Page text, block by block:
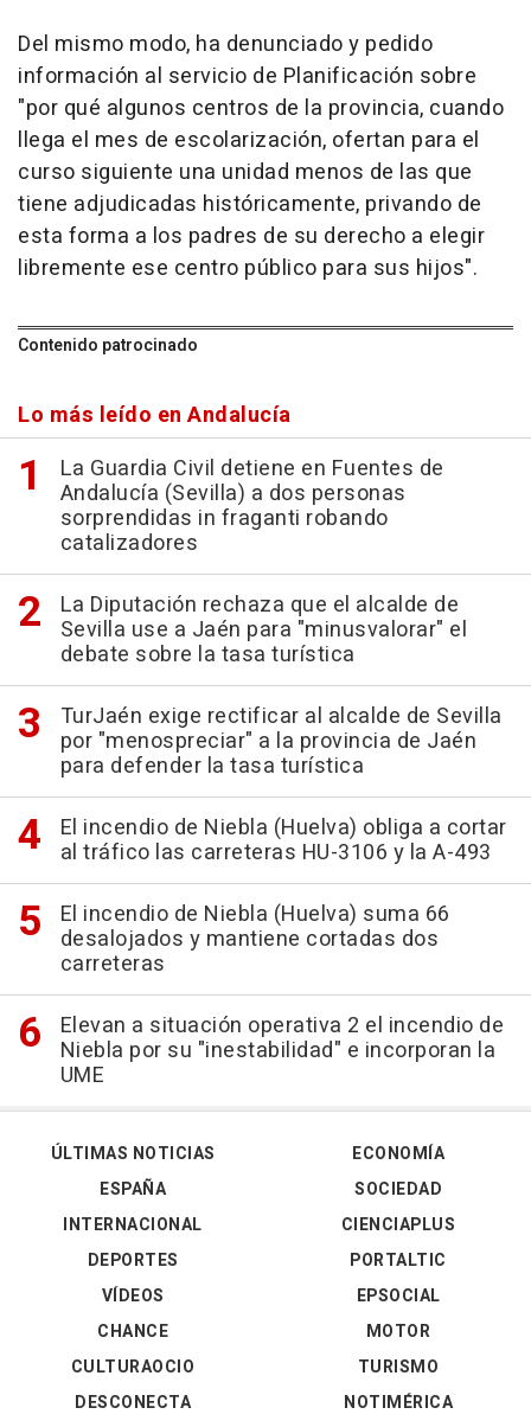
Del mismo modo, ha denunciado y pedido
información al servicio de Planificación sobre
"por qué algunos centros de la provincia, cuando
llega el mes de escolarización, ofertan para el
curso siguiente una unidad menos de las que
tiene adjudicadas históricamente, privando de
esta forma a los padres de su derecho a elegir
libremente ese centro público para sus hijos".
Contenido patrocinado
Lo más leído en Andalucía
La Guardia Civil detiene en Fuentes de
Andalucía (Sevilla) a dos personas
sorprendidas in fraganti robando
catalizadores
La Diputación rechaza que el alcalde de
Sevilla use a Jaén para "minusvalorar" el
debate sobre la tasa turística
TurJaén exige rectificar al alcalde de Sevilla
por "menospreciar" a la provincia de Jaén
para defender la tasa turística
El incendio de Niebla (Huelva) obliga a cortar
al tráfico las carreteras HU-3106 y la A-493
El incendio de Niebla (Huelva) suma 66
desalojados y mantiene cortadas dos
carreteras
Elevan a situación operativa 2 el incendio de
Niebla por su "inestabilidad" e incorporan la
UME
ÚLTIMAS NOTICIAS
ESPAÑA
INTERNACIONAL
DEPORTES
VÍDEOS
ECONOMÍA
SOCIEDAD
CIENCIAPLUS
PORTALTIC
EPSOCIAL
CHANCE
CULTURAOCIO
DESCONECTA
MOTOR
TURISMO
NOTIMÉRICA